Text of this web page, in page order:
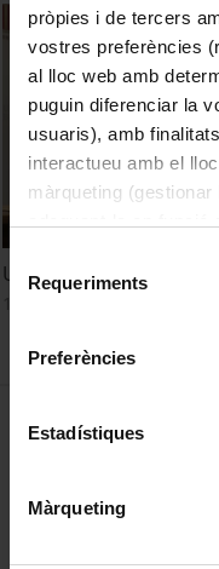
pròpies i de tercers
vostres preferències
al lloc web amb
puguin diferenciar la
usuaris), amb
interactueu amb el
màrqueting (gestionar
consultar laPolítica
de Requeriments
Preferències
Estadístiques
Màrqueting
Una escola amb cervell